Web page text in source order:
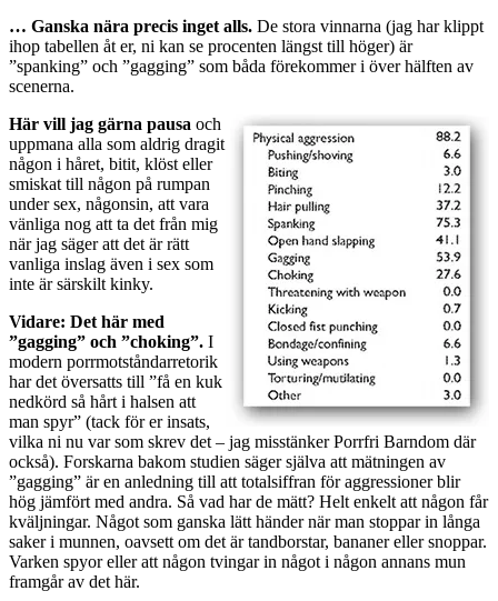
… Ganska nära precis inget alls. De stora vinnarna (jag har klippt
ihop tabellen åt er, ni kan se procenten längst till höger) är
”spanking” och ”gagging” som båda förekommer i över hälften av
scenerna.
Här vill jag gärna pausa och
uppmana alla som aldrig dragit
någon i håret, bitit, klöst eller
smiskat till någon på rumpan
under sex, någonsin, att vara
vänliga nog att ta det från mig
när jag säger att det är rätt
vanliga inslag även i sex som
inte är särskilt kinky.
Vidare: Det här med
”gagging” och ”choking”. I
modern porrmotståndarretorik
har det översatts till ”få en kuk
nedkörd så hårt i halsen att
man spyr” (tack för er insats,
vilka ni nu var som skrev det – jag misstänker Porrfri Barndom där
också). Forskarna bakom studien säger själva att mätningen av
”gagging” är en anledning till att totalsiffran för aggressioner blir
hög jämfört med andra. Så vad har de mätt? Helt enkelt att någon får
kväljningar. Något som ganska lätt händer när man stoppar in långa
saker i munnen, oavsett om det är tandborstar, bananer eller snoppar.
Varken spyor eller att någon tvingar in något i någon annans mun
framgår av det här.